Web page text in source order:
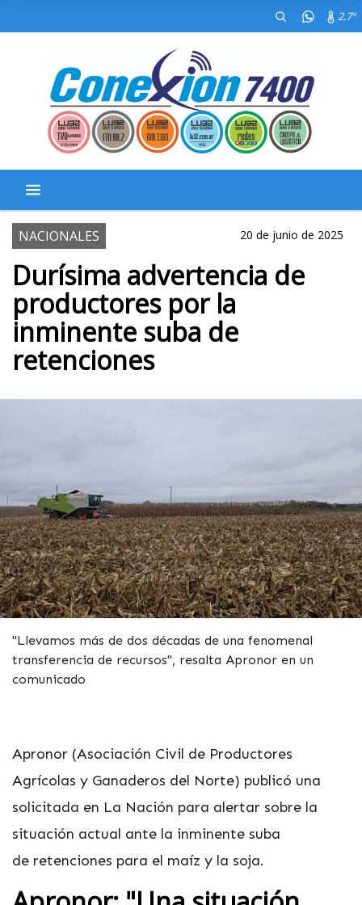
2.7º
NACIONALES 20 de junio de 2025
Durísima advertencia de
productores por la
inminente suba de
retenciones
"Llevamos más de dos décadas de una fenomenal
transferencia de recursos", resalta Apronor en un
comunicado
Apronor (Asociación Civil de Productores
Agrícolas y Ganaderos del Norte) publicó una
solicitada en La Nación para alertar sobre la
situación actual ante la inminente suba
de retenciones para el maíz y la soja.